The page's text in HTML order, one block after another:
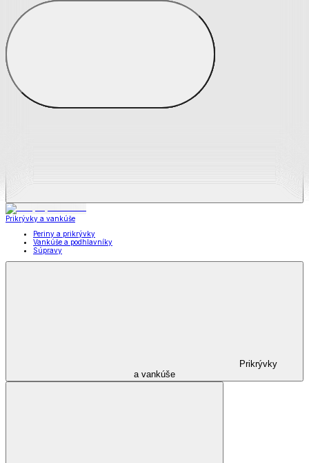
Zobraziť všetko
Všetko z Matrace a matracové chrániče
Matrace
Chrániče na matrace
Prikrývky a vankúše
Periny a prikrývky
Vankúše a podhlavníky
Súpravy
Prikrývky
a vankúše